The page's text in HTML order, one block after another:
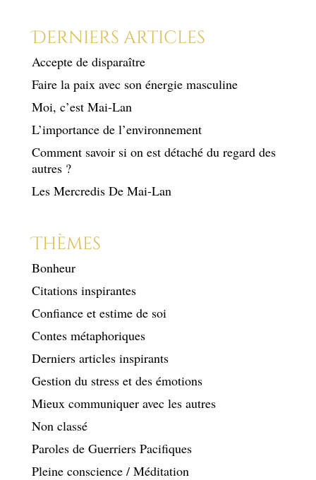
Derniers articles
Accepte de disparaître
Faire la paix avec son énergie masculine
Moi, c’est Mai-Lan
L’importance de l’environnement
Comment savoir si on est détaché du regard des
autres ?
Les Mercredis De Mai-Lan
Thèmes
Bonheur
Citations inspirantes
Confiance et estime de soi
Contes métaphoriques
Derniers articles inspirants
Gestion du stress et des émotions
Mieux communiquer avec les autres
Non classé
Paroles de Guerriers Pacifiques
Pleine conscience / Méditation